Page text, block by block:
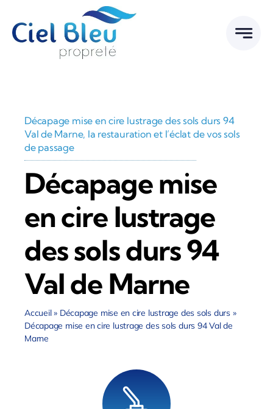
contenu
Décapage mise en cire lustrage des sols durs 94
Val de Marne, la restauration et l’éclat de vos sols
de passage
Décapage mise
en cire lustrage
des sols durs 94
Val de Marne
Accueil» Décapage mise en cire lustrage des sols durs»
Décapage mise en cire lustrage des sols durs 94 Val de
Marne